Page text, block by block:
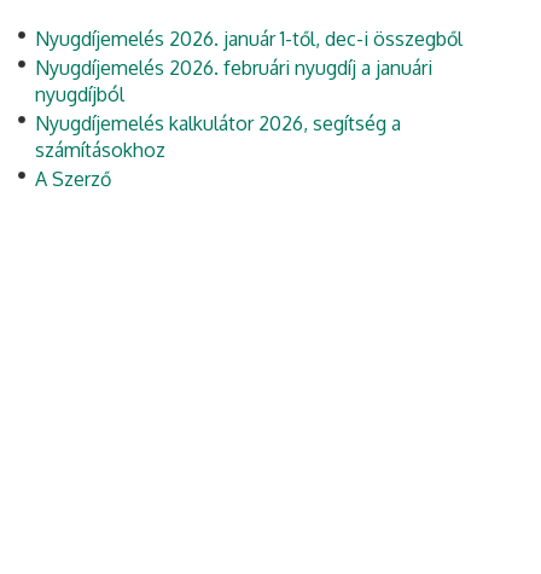
Nyugdíjemelés 2026. január 1-től, dec-i összegből
Nyugdíjemelés 2026. februári nyugdíj a januári
nyugdíjból
Nyugdíjemelés kalkulátor 2026, segítség a
számításokhoz
A Szerző